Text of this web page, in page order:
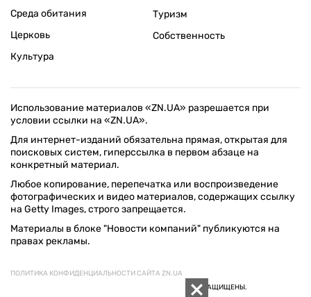
Среда обитания
Церковь
Культура
Туризм
Собственность
Использование материалов «ZN.UA» разрешается при
условии ссылки на «ZN.UA».
Для интернет-изданий обязательна прямая, открытая для
поисковых систем, гиперссылка в первом абзаце на
конкретный материал.
Любое копирование, перепечатка или воспроизведение
фотографических и видео материалов, содержащих ссылку
на Getty Images, строго запрещается.
Материалы в блоке "Новости компаний" публикуются на
правах рекламы.
ПОЛИТИКА КОНФИДЕНЦИАЛЬНОСТИ САЙТА ZN.UA
© 1994–2026 «ЗЕРКАЛО НЕДЕЛИ. УКРАИНА». ВСЕ ПРАВА ЗАЩИЩЕНЫ.